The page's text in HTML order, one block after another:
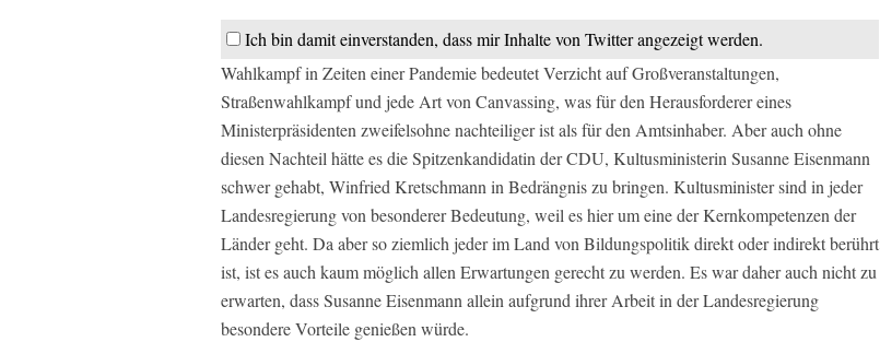
Ich bin damit einverstanden, dass mir Inhalte von Twitter angezeigt werden.
Wahlkampf in Zeiten einer Pandemie bedeutet Verzicht auf Großveranstaltungen,
Straßenwahlkampf und jede Art von Canvassing, was für den Herausforderer eines
Ministerpräsidenten zweifelsohne nachteiliger ist als für den Amtsinhaber. Aber auch ohne
diesen Nachteil hätte es die Spitzenkandidatin der CDU, Kultusministerin Susanne Eisenmann
schwer gehabt, Winfried Kretschmann in Bedrängnis zu bringen. Kultusminister sind in jeder
Landesregierung von besonderer Bedeutung, weil es hier um eine der Kernkompetenzen der
Länder geht. Da aber so ziemlich jeder im Land von Bildungspolitik direkt oder indirekt berührt
ist, ist es auch kaum möglich allen Erwartungen gerecht zu werden. Es war daher auch nicht zu
erwarten, dass Susanne Eisenmann allein aufgrund ihrer Arbeit in der Landesregierung
besondere Vorteile genießen würde.